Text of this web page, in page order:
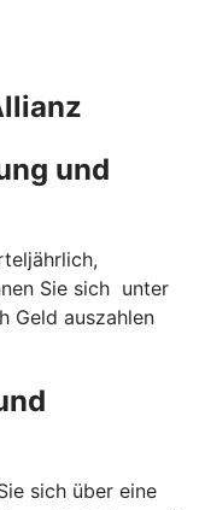
und
Sie sich unter
Geld auszahlen
sich über eine